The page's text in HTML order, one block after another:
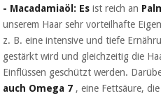
- Macadamiaöl: Es ist reich an
unserem Haar sehr vorteilhafte
z. B. eine intensive und tiefe
gestärkt wird und gleichzeitig die
Einflüssen geschützt werden.
auch Omega 7 , eine Fettsäure,